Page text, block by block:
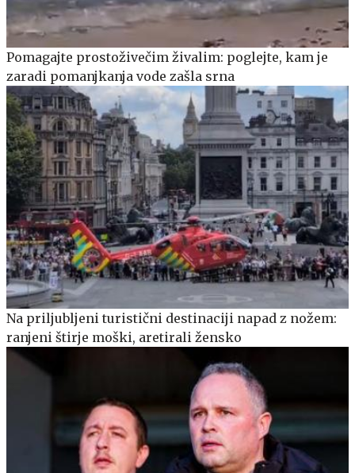
Pomagajte prostoživečim živalim: poglejte, kam je
zaradi pomanjkanja vode zašla srna
Na priljubljeni turistični destinaciji napad z nožem:
ranjeni štirje moški, aretirali žensko